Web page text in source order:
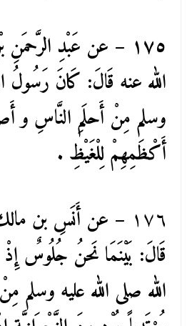
١٧٥ – عن عَبْدِ
الله عنه قَالَ: كَانَ رَسُولُ
وسلم مِنْ أَحلَمِ النَّاسِ و
أَكْظَمِهِمْ لِلْغَيْظِ .
١٧٦ – عن أَنَسِ بن
قَالَ: بَيْنَمَا نَحنُ جُلُوسٌ
الله صلى الله عليه